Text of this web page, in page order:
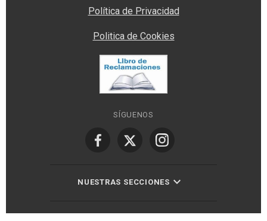
Política de Privacidad
Politica de Cookies
SÍGUENOS
NUESTRAS SECCIONES